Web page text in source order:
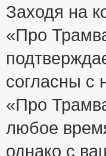
Заходя на
«Про
согласны с
«Про
любое
однако с